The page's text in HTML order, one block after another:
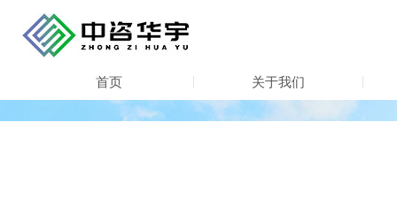
首页 关于我们